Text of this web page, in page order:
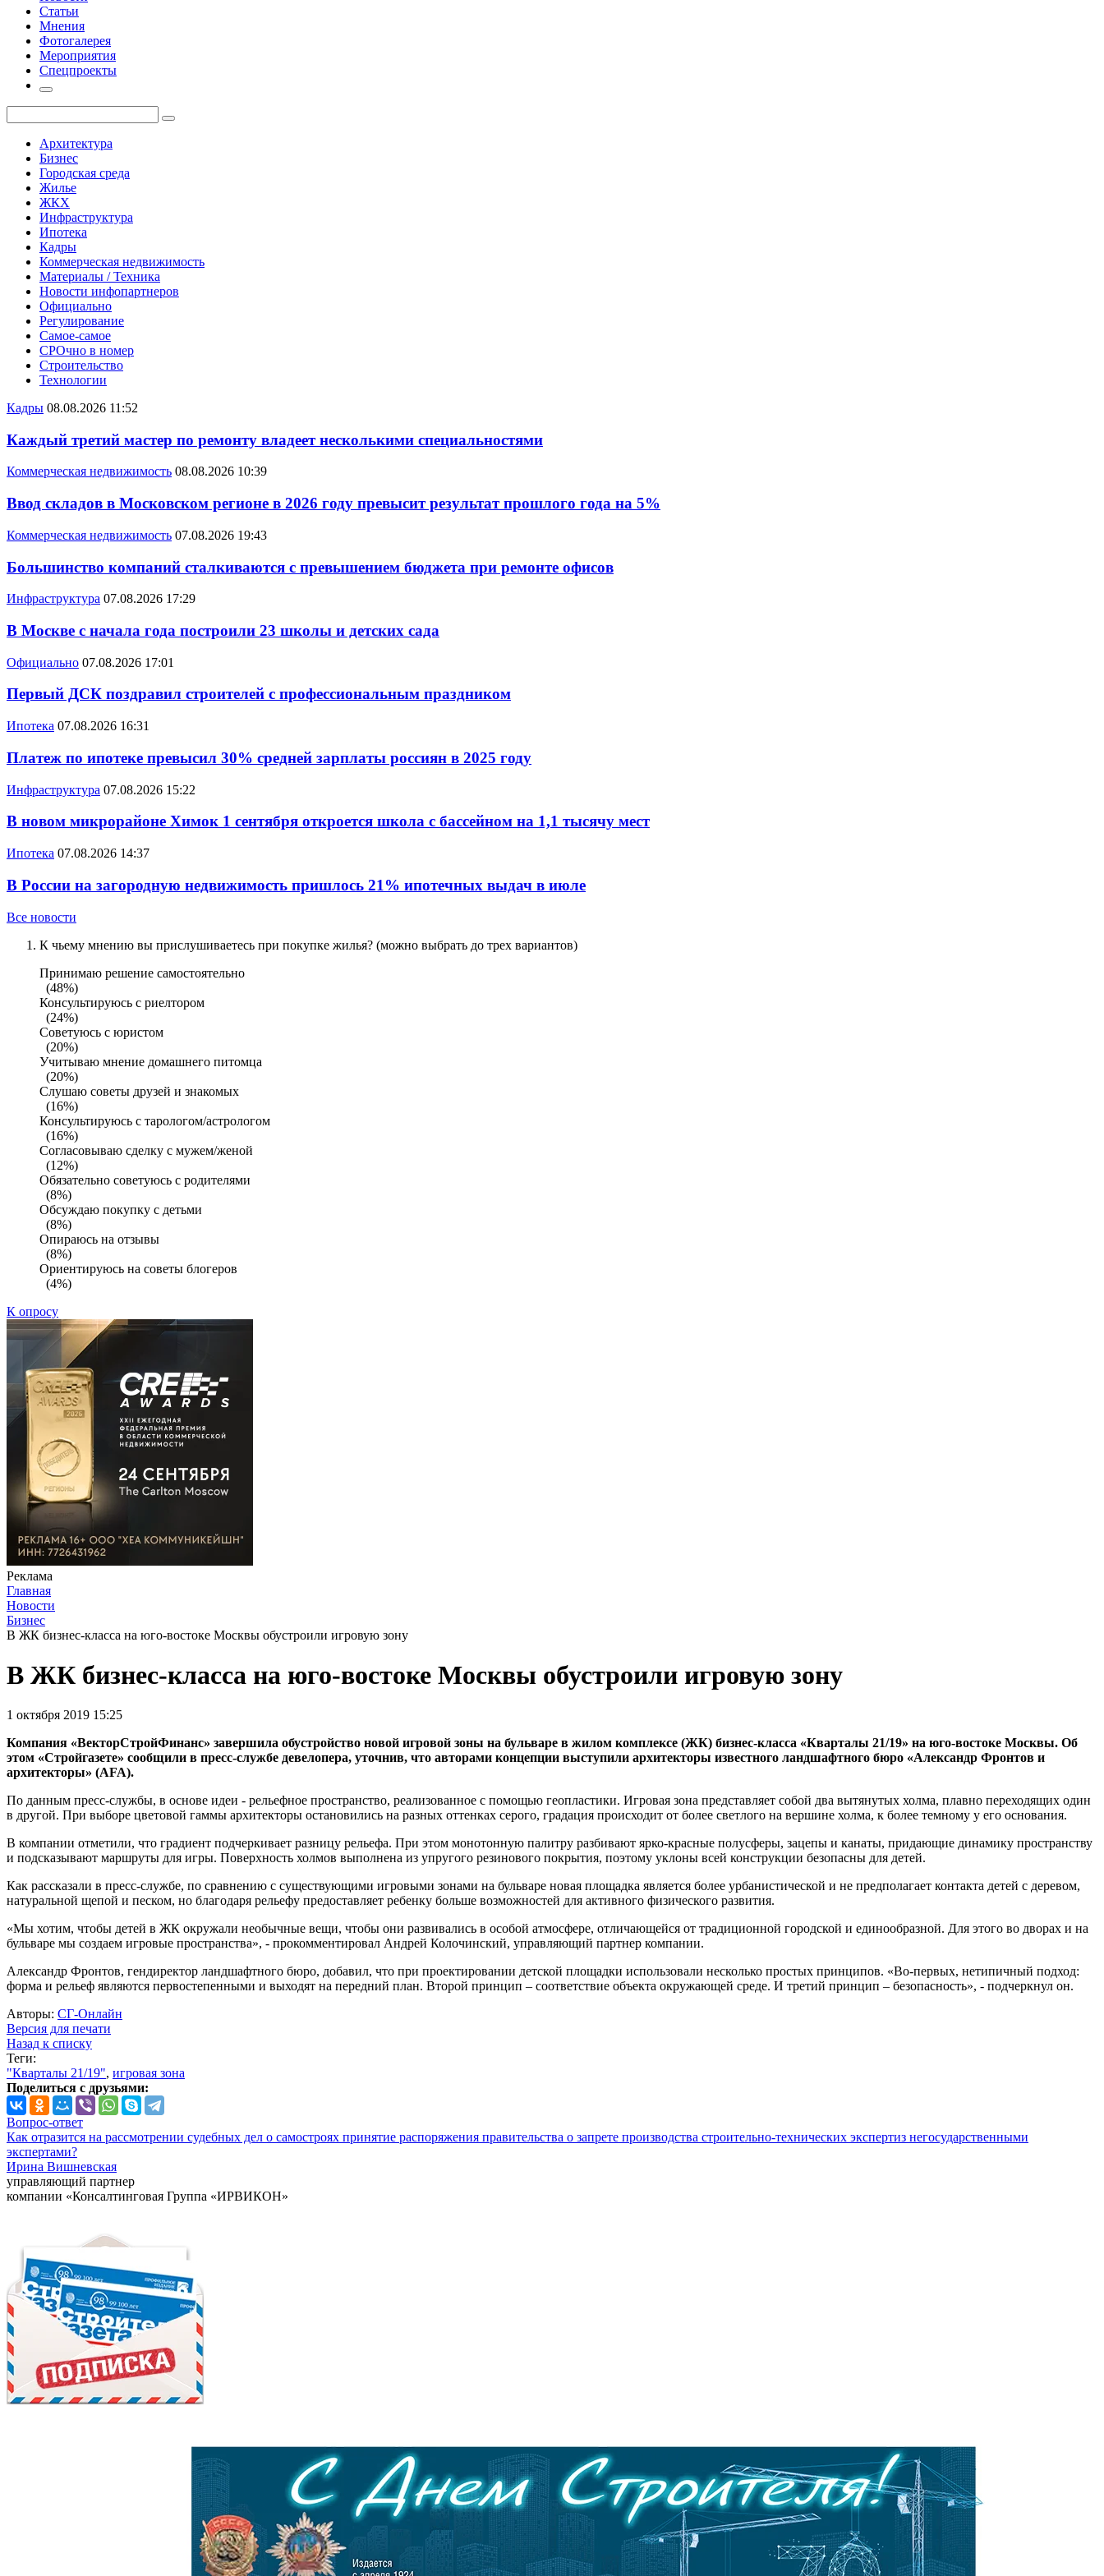
Статьи
Мнения
Фотогалерея
Мероприятия
Спецпроекты
Архитектура
Бизнес
Городская среда
Жилье
ЖКХ
Инфраструктура
Ипотека
Кадры
Коммерческая недвижимость
Материалы / Техника
Новости инфопартнеров
Официально
Регулирование
Самое-самое
СРОчно в номер
Строительство
Технологии
Кадры 08.08.2026 11:52
Каждый третий мастер по ремонту владеет несколькими специальностями
Коммерческая недвижимость 08.08.2026 10:39
Ввод складов в Московском регионе в 2026 году превысит результат прошлого года на 5%
Коммерческая недвижимость 07.08.2026 19:43
Большинство компаний сталкиваются с превышением бюджета при ремонте офисов
Инфраструктура 07.08.2026 17:29
В Москве с начала года построили 23 школы и детских сада
Официально 07.08.2026 17:01
Первый ДСК поздравил строителей с профессиональным праздником
Ипотека 07.08.2026 16:31
Платеж по ипотеке превысил 30% средней зарплаты россиян в 2025 году
Инфраструктура 07.08.2026 15:22
В новом микрорайоне Химок 1 сентября откроется школа с бассейном на 1,1 тысячу мест
Ипотека 07.08.2026 14:37
В России на загородную недвижимость пришлось 21% ипотечных выдач в июле
Все новости
К чьему мнению вы прислушиваетесь при покупке жилья? (можно выбрать до трех вариантов)
Принимаю решение самостоятельно
(48%)
Консультируюсь с риелтором
(24%)
Советуюсь с юристом
(20%)
Учитываю мнение домашнего питомца
(20%)
Слушаю советы друзей и знакомых
(16%)
Консультируюсь с тарологом/астрологом
(16%)
Согласовываю сделку с мужем/женой
(12%)
Обязательно советуюсь с родителями
(8%)
Обсуждаю покупку с детьми
(8%)
Опираюсь на отзывы
(8%)
Ориентируюсь на советы блогеров
(4%)
К опросу
Реклама
Главная
Новости
Бизнес
В ЖК бизнес-класса на юго-востоке Москвы обустроили игровую зону
В ЖК бизнес-класса на юго-востоке Москвы обустроили игровую зону
1 октября 2019 15:25
Компания «ВекторСтройФинанс» завершила обустройство новой игровой зоны на бульваре в жилом комплексе (ЖК) бизнес-класса «Кварталы 21/19» на юго-востоке Москвы. Об
этом «Стройгазете» сообщили в пресс-службе девелопера, уточнив, что авторами концепции выступили архитекторы известного ландшафтного бюро «Александр Фронтов и
архитекторы» (AFA).
По данным пресс-службы, в основе идеи - рельефное пространство, реализованное с помощью геопластики. Игровая зона представляет собой два вытянутых холма, плавно переходящих один
в другой. При выборе цветовой гаммы архитекторы остановились на разных оттенках серого, градация происходит от более светлого на вершине холма, к более темному у его основания.
В компании отметили, что градиент подчеркивает разницу рельефа. При этом монотонную палитру разбивают ярко-красные полусферы, зацепы и канаты, придающие динамику пространству
и подсказывают маршруты для игры. Поверхность холмов выполнена из упругого резинового покрытия, поэтому уклоны всей конструкции безопасны для детей.
Как рассказали в пресс-службе, по сравнению с существующими игровыми зонами на бульваре новая площадка является более урбанистической и не предполагает контакта детей с деревом,
натуральной щепой и песком, но благодаря рельефу предоставляет ребенку больше возможностей для активного физического развития.
«Мы хотим, чтобы детей в ЖК окружали необычные вещи, чтобы они развивались в особой атмосфере, отличающейся от традиционной городской и единообразной. Для этого во дворах и на
бульваре мы создаем игровые пространства», - прокомментировал Андрей Колочинский, управляющий партнер компании.
Александр Фронтов, гендиректор ландшафтного бюро, добавил, что при проектировании детской площадки использовали несколько простых принципов. «Во-первых, нетипичный подход:
форма и рельеф являются первостепенными и выходят на передний план. Второй принцип – соответствие объекта окружающей среде. И третий принцип – безопасность», - подчеркнул он.
Авторы: СГ-Онлайн
Версия для печати
Назад к списку
Теги:
"Кварталы 21/19", игровая зона
Поделиться с друзьями:
Вопрос-ответ
Как отразится на рассмотрении судебных дел о самостроях принятие распоряжения правительства о запрете производства строительно-технических экспертиз негосударственными
экспертами?
Ирина Вишневская
управляющий партнер
компании «Консалтинговая Группа «ИРВИКОН»